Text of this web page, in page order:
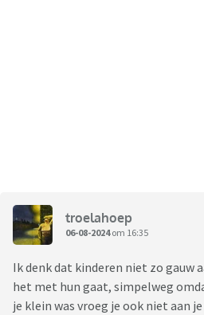
troelahoep
06-08-2024om 16:35
Ik denk dat kinderen niet zo gauw
het met hun gaat, simpelweg
je klein was vroeg je ook niet aan